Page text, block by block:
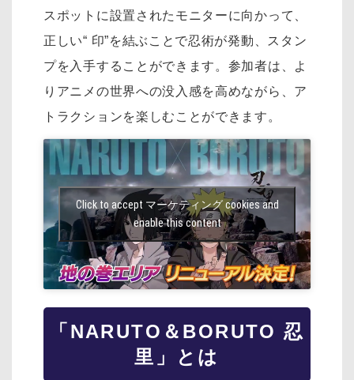
スポットに設置されたモニターに向かって、
正しい“ 印”を結ぶことで忍術が発動、スタン
プを入手することができます。参加者は、よ
りアニメの世界への没入感を高めながら、ア
トラクションを楽しむことができます。
Click to accept マーケティング cookies and
enable this content
「NARUTO＆BORUTO 忍
里」とは